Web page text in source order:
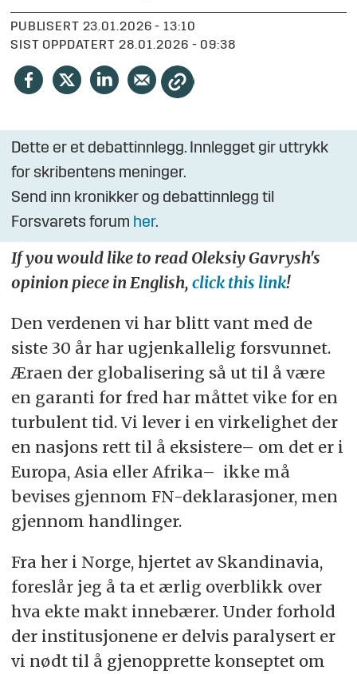
PUBLISERT
23.01.2026 - 13:10
SIST OPPDATERT
28.01.2026 - 09:38
Dette er et debattinnlegg. Innlegget gir uttrykk
for skribentens meninger.
Send inn kronikker og debattinnlegg til
Forsvarets forum her.
If you would like to read Oleksiy Gavrysh's
opinion piece in English, click this link!
Den verdenen vi har blitt vant med de
siste 30 år har ugjenkallelig forsvunnet.
Æraen der globalisering så ut til å være
en garanti for fred har måttet vike for en
turbulent tid. Vi lever i en virkelighet der
en nasjons rett til å eksistere– om det er i
Europa, Asia eller Afrika– ikke må
bevises gjennom FN-deklarasjoner, men
gjennom handlinger.
Fra her i Norge, hjertet av Skandinavia,
foreslår jeg å ta et ærlig overblikk over
hva ekte makt innebærer. Under forhold
der institusjonene er delvis paralysert er
vi nødt til å gjenopprette konseptet om